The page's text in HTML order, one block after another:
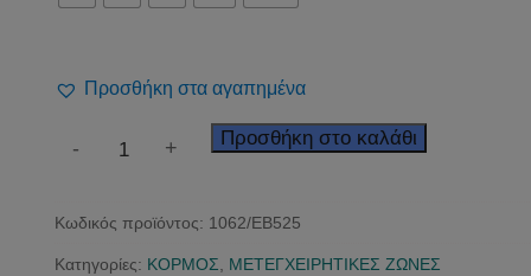
Προσθήκη στα αγαπημένα
Μετεγχειρητική
ποσότητα
- + Προσθήκη στο καλάθι
Κωδικός προϊόντος: 1062/EB525
Κατηγορίες: ΚΟΡΜΟΣ, ΜΕΤΕΓΧΕΙΡΗΤΙΚΕΣ ΖΩΝΕΣ